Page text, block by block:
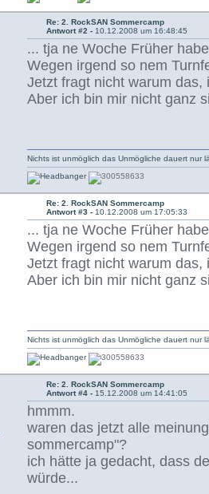
Re: 2. RockSAN Sommercamp
Antwort #2 - 10.12.2008 um 16:48:45
... tja ne Woche Früher
Wegen irgend so nem
Jetzt fragt nicht warum
Aber ich bin mir nicht ganz
Nichts ist unmöglich das Unmögliche dauert nur
Re: 2. RockSAN Sommercamp
Antwort #3 - 10.12.2008 um 17:05:33
... tja ne Woche Früher
Wegen irgend so nem
Jetzt fragt nicht warum
Aber ich bin mir nicht ganz
Nichts ist unmöglich das Unmögliche dauert nur
Re: 2. RockSAN Sommercamp
Antwort #4 - 15.12.2008 um 14:41:05
hmmm.
waren das jetzt alle
sommercamp"?
ich hätte ja gedacht, dass
würde...